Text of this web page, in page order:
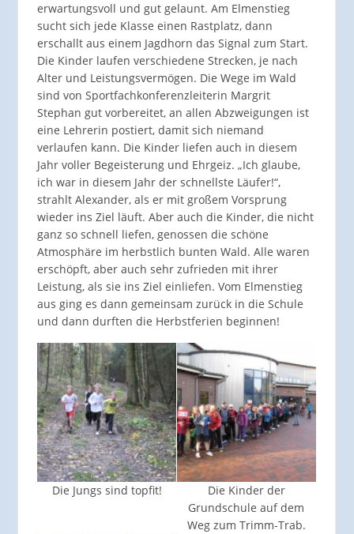
erwartungsvoll und gut gelaunt. Am Elmenstieg
sucht sich jede Klasse einen Rastplatz, dann
erschallt aus einem Jagdhorn das Signal zum Start.
Die Kinder laufen verschiedene Strecken, je nach
Alter und Leistungsvermögen. Die Wege im Wald
sind von Sportfachkonferenzleiterin Margrit
Stephan gut vorbereitet, an allen Abzweigungen ist
eine Lehrerin postiert, damit sich niemand
verlaufen kann. Die Kinder liefen auch in diesem
Jahr voller Begeisterung und Ehrgeiz. „Ich glaube,
ich war in diesem Jahr der schnellste Läufer!“,
strahlt Alexander, als er mit großem Vorsprung
wieder ins Ziel läuft. Aber auch die Kinder, die nicht
ganz so schnell liefen, genossen die schöne
Atmosphäre im herbstlich bunten Wald. Alle waren
erschöpft, aber auch sehr zufrieden mit ihrer
Leistung, als sie ins Ziel einliefen. Vom Elmenstieg
aus ging es dann gemeinsam zurück in die Schule
und dann durften die Herbstferien beginnen!
Die Jungs sind topfit!
Die Kinder der
Grundschule auf dem
Weg zum Trimm-Trab.